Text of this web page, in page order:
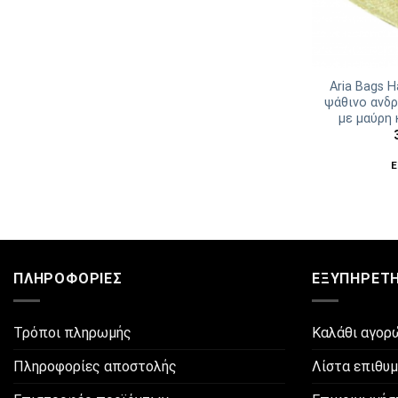
Aria Bags
ψάθινο
με μαύρη
ΠΛΗΡΟΦΟΡΊΕΣ
Τρόποι πληρωμής
Πληροφορίες αποστολής
Καλάθι
Λίστα